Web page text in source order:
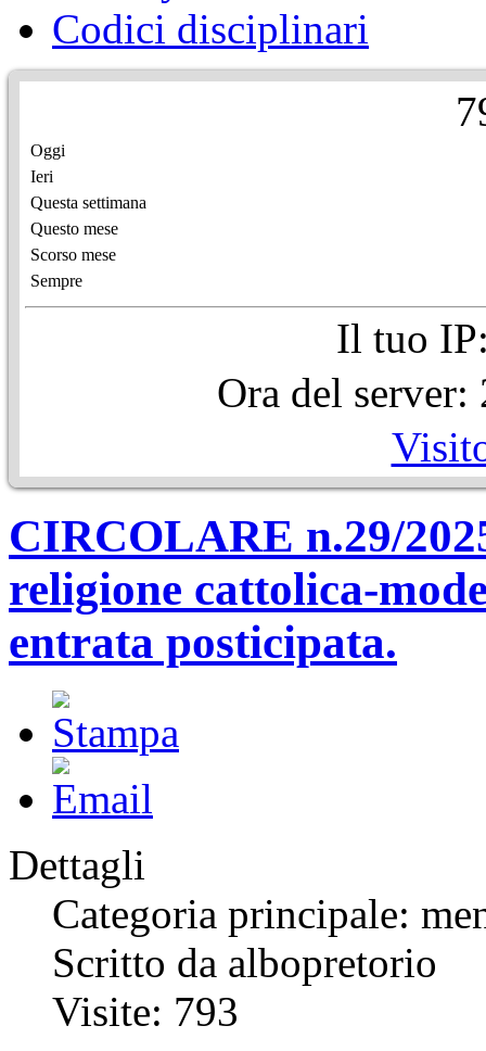
Codici disciplinari
7
Oggi
Ieri
Questa settimana
Questo mese
Scorso mese
Sempre
Il tuo
Ora del
CIRCOLARE n.29/
religione cattolica-
entrata posticipata.
Dettagli
Categoria principale:
Scritto da albopretorio
Visite: 793